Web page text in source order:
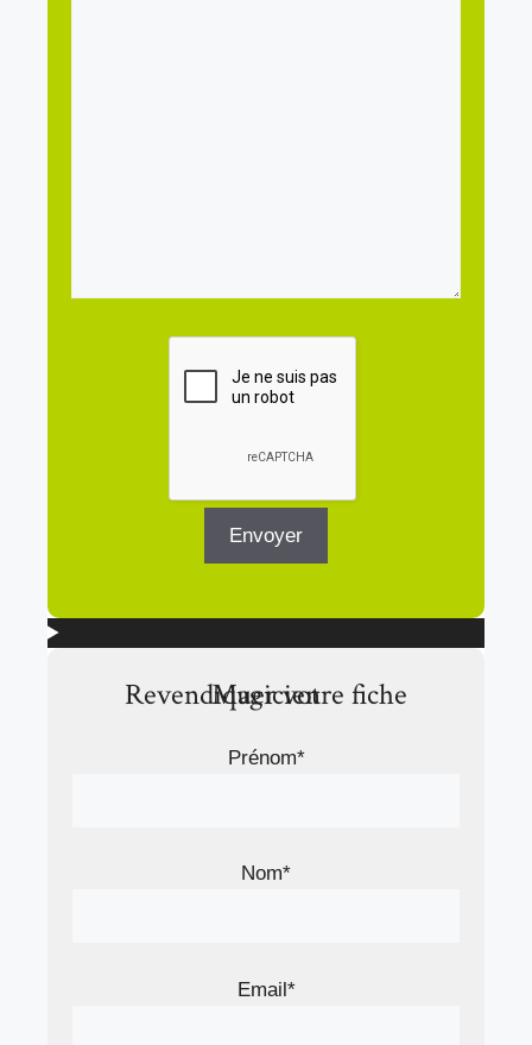
Revendiquer votre fiche Magicien
Prénom*
Nom*
Email*